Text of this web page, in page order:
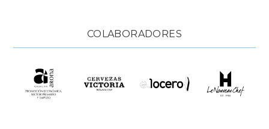
COLABORADORES